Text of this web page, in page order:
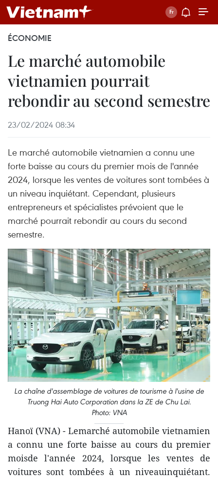
ÉCONOMIE
Le marché automobile
vietnamien pourrait
rebondir au second semestre
23/02/2024 08:34
Le marché automobile vietnamien a connu une
forte baisse au cours du premier mois de l'année
2024, lorsque les ventes de voitures sont tombées à
un niveau inquiétant. Cependant, plusieurs
entrepreneurs et spécialistes prévoient que le
marché pourrait rebondir au cours du second
semestre.
La chaîne d'assemblage de voitures de tourisme à l'usine de
Truong Hai Auto Corporation dans la ZE de Chu Lai.
Photo: VNA
Hanoï (VNA) - Lemarché automobile vietnamien
a connu une forte baisse au cours du premier
moisde l'année 2024, lorsque les ventes de
voitures sont tombées à un niveauinquiétant.